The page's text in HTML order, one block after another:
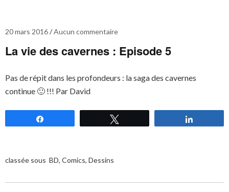
20 mars 2016 Aucun commentaire
La vie des cavernes : Episode 5
Pas de répit dans les profondeurs : la saga des cavernes
continue 🙂 !!! Par David
classée sous BD, Comics, Dessins